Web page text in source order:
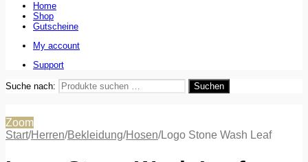
Home
Shop
Gutscheine
My account
Support
Suche nach: Suchen
Zoom
Start/Herren/Bekleidung/Hosen/Logo Stone Wash Leaf